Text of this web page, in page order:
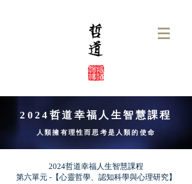
2024哲道幸福人生智慧課程
人類擁有理性而思考是人類的使命
2024哲道幸福人生智慧課程
第六單元 -【心靈哲學、認知科學與心理研究】